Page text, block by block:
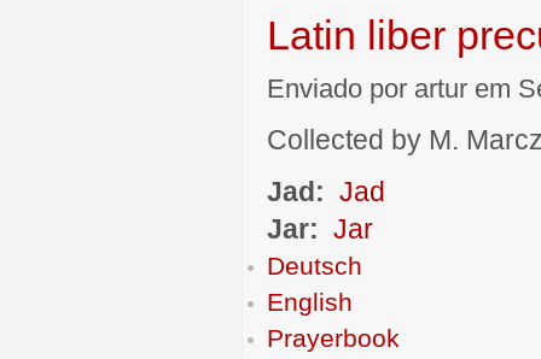
Latin liber
Enviado por artur em
Collected by M.
Jad: Jad
Jar: Jar
Deutsch
English
Prayerbook